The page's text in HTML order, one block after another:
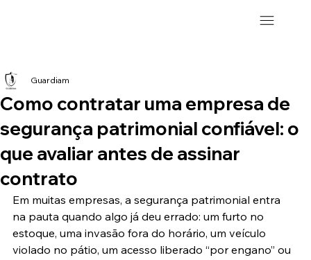
Como contratar uma empresa de
segurança patrimonial confiável: o
que avaliar antes de assinar
contrato
Guardiam
Em muitas empresas, a segurança patrimonial entra
na pauta quando algo já deu errado: um furto no
estoque, uma invasão fora do horário, um veículo
violado no pátio, um acesso liberado “por engano” ou